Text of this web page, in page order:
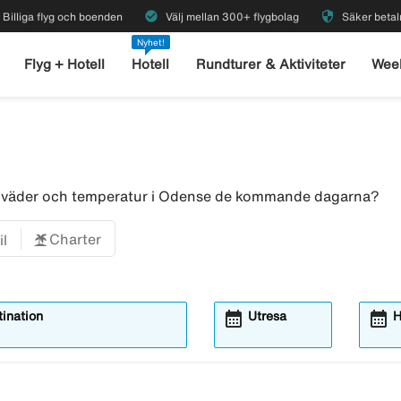
Billiga flyg och boenden check_circle Välj mellan 300+ flygbolag security Säker
Flyg + Hotell
Nyhet!
Hotell Rundturer & Aktiviteter
och temperatur i Odense de kommande dagarna?
Charter
Utresa
calendar_month calendar_month